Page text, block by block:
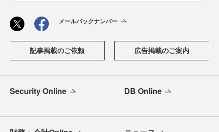
メールバックナンバー
記事掲載のご依頼 広告掲載のご案内
Security Online DB Online